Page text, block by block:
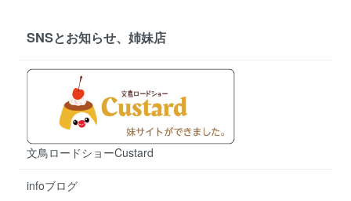
SNSとお知らせ、姉妹店
文鳥ロードショーCustard
infoブログ